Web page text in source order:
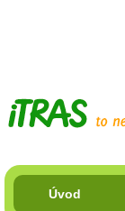
Úvod